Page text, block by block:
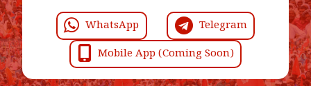
WhatsApp
Telegram
Mobile App (Coming Soon)